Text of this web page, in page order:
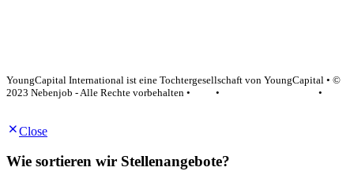
YoungCapital International ist eine Tochtergesellschaft von YoungCapital • ©
2023 Nebenjob - Alle Rechte vorbehalten •
•
•
Close
Wie sortieren wir Stellenangebote?